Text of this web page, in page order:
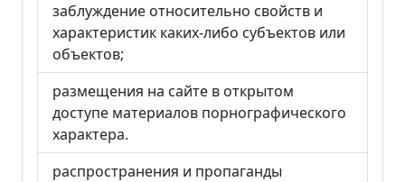
заблуждение относительно свойств и
характеристик каких-либо субъектов или
объектов;
размещения на сайте в открытом
доступе материалов порнографического
характера.
распространения и пропаганды